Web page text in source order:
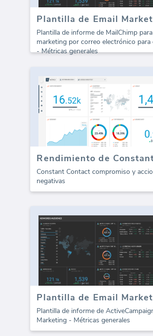
Plantilla de informe de MailChimp para
marketing por correo electrónico para
- Métricas generales
Constant Contact compromiso y
negativas
Plantilla de informe de
Marketing - Métricas generales